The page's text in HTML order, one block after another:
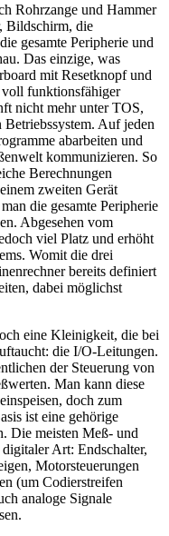
Rohrzange und Hammer
Bildschirm, die
gesamte Peripherie und
Das einzige, was
mit Resetknopf und
funktionsfähiger
nicht mehr unter TOS,
Betriebssystem. Auf jeden
abarbeiten und
kommunizieren. So
Berechnungen
zweiten Gerät
die gesamte Peripherie
Abgesehen vom
viel Platz und erhöht
Womit die drei
bereits definiert
dabei möglichst
eine Kleinigkeit, die bei
die I/O-Leitungen.
der Steuerung von
Man kann diese
doch zum
ist eine gehörige
Die meisten Meß- und
Art: Endschalter,
Motorsteuerungen
(um Codierstreifen
analoge Signale